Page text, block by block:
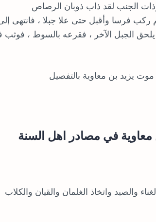
الجنب لقد ذاب ذوبان الرصاص
فرسا وأقبل حتى علا جبلا ، فانتهى
الجبل الآخر ، فقرعه بالسوط ، فوثب
يزيد بن معاوية بالتفصيل
بن معاوية في مصادر اهل السنة
والصيد واتخاذ الغلمان والقيان والكلاب